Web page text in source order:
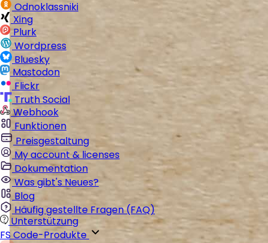
Odnoklassniki
Xing
Plurk
Wordpress
Bluesky
Mastodon
Flickr
Truth Social
Webhook
Funktionen
Preisgestaltung
My account & licenses
Dokumentation
Was gibt's Neues?
Blog
Häufig gestellte Fragen (FAQ)
Unterstützung
FS Code-Produkte